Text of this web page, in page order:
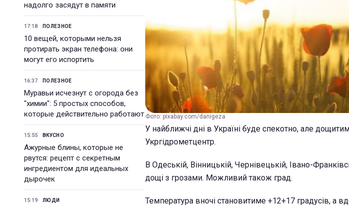
надолго засядут в памяти
17:18 ПОЛЕЗНОЕ
10 вещей, которыми нельзя
протирать экран телефона: они
могут его испортить
16:37 ПОЛЕЗНОЕ
Муравьи исчезнут с огорода без
"химии": 5 простых способов,
которые действительно работают
15:55 ВКУСНО
Ажурные блины, которые не
рвутся: рецепт с секретным
ингредиентом для идеальных
дырочек
15:19 ЛЮДИ
Фото: pixabay.com/danigeza
У найближчі дні в Україні буде спекотно, але
Укргідрометцентр.
В Одеській, Вінницькій, Чернівецькій, Івано-
дощі з грозами. Можливий також град.
Температура вночі становитиме +12+17 градусів, а